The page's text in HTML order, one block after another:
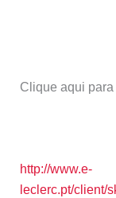
Clique aqui
http://www.e-
leclerc.pt/client/